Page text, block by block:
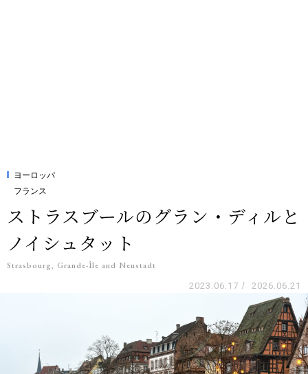
ヨーロッパ
フランス
ストラスブールのグラン・ディルと
ノイシュタット
Strasbourg, Grande-Île and Neustadt
2023.06.17 / 2026.06.21